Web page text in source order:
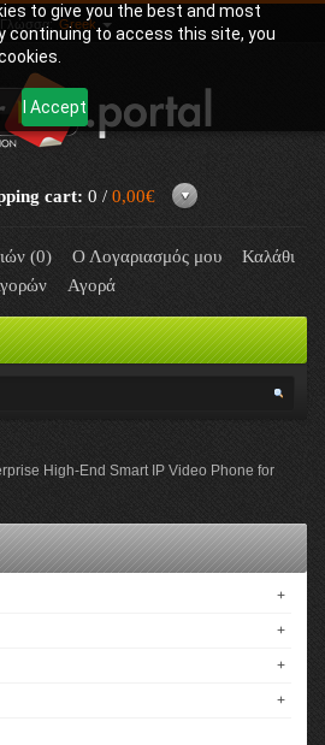
to give you the best and most
continuing to access this site, you
I Accept
Γλώσσα:Greek
cart: 0 / 0,00€
(0) Ο Λογαριασμός μου
Καλάθι
Αγορά
High-End Smart IP Video Phone for
+
+
+
+